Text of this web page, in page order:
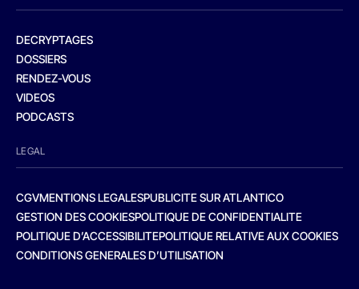
DECRYPTAGES
DOSSIERS
RENDEZ-VOUS
VIDEOS
PODCASTS
LEGAL
CGVMENTIONS LEGALESPUBLICITE SUR ATLANTICO
GESTION DES COOKIESPOLITIQUE DE CONFIDENTIALITE
POLITIQUE D’ACCESSIBILITEPOLITIQUE RELATIVE AUX COOKIES
CONDITIONS GENERALES D’UTILISATION